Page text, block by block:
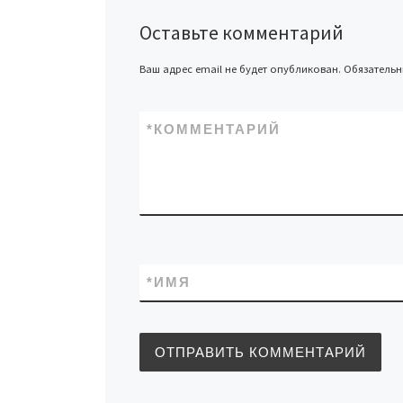
Оставьте комментарий
Ваш адрес email не будет опубликован.
КОММЕНТАРИЙ
*
ИМЯ
*